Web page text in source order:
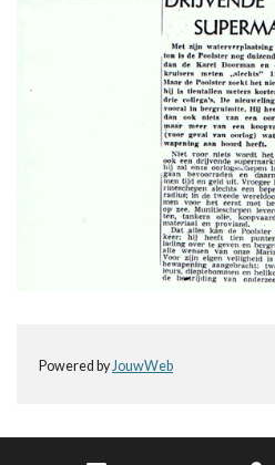
Powered byJouwWeb